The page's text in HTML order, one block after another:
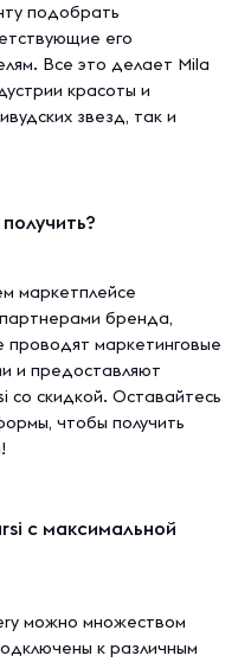
подобрать
его
Все это делает Mila
красоты и
звезд, так и
маркетплейсе
бренда,
проводят маркетинговые
и предоставляют
со скидкой. Оставайтесь
чтобы получить
с максимальной
можно множеством
к различным